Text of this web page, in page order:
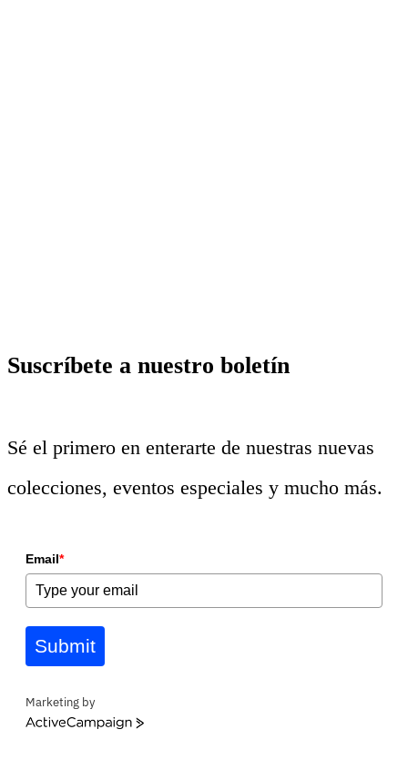
Suscríbete a nuestro boletín
Sé el primero en enterarte de nuestras nuevas
colecciones, eventos especiales y mucho más.
Email*
Submit
Marketing by
ActiveCampaign